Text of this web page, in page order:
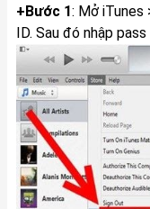
+Bước 1: Mở iTunes
ID. Sau đó nhập